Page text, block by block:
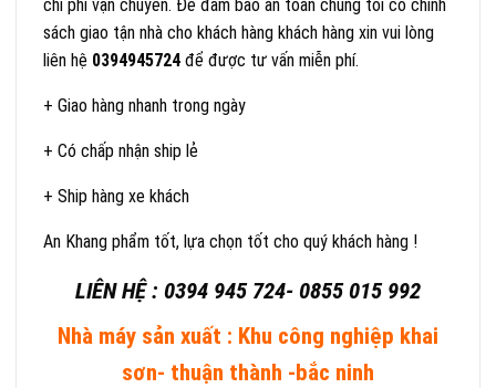
chi phí vận chuyển. Để đảm bảo an toàn chúng tôi có chính
sách giao tận nhà cho khách hàng khách hàng xin vui lòng
liên hệ 0394945724 để được tư vấn miễn phí.
+ Giao hàng nhanh trong ngày
+ Có chấp nhận ship lẻ
+ Ship hàng xe khách
An Khang phẩm tốt, lựa chọn tốt cho quý khách hàng !
LIÊN HỆ : 0394 945 724- 0855 015 992
Nhà máy sản xuất : Khu công nghiệp khai
sơn- thuận thành -bắc ninh